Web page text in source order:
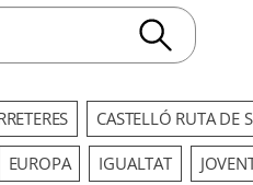
CASTELLÓ RUTA DE
EUROPA IGUALTAT